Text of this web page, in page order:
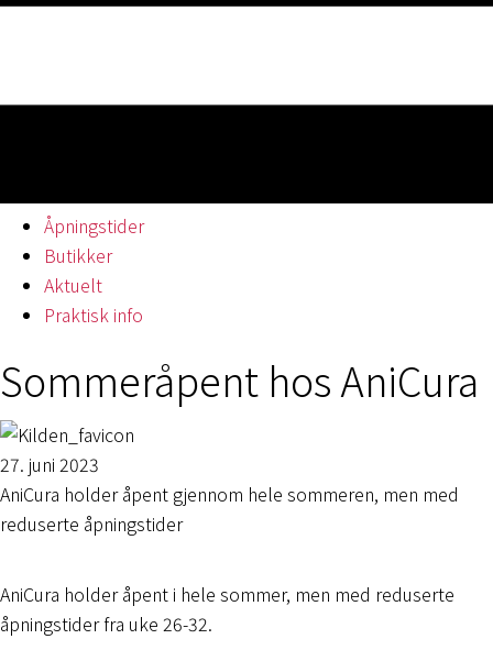
Åpningstider
Butikker
Aktuelt
Praktisk info
Sommeråpent hos AniCura
27. juni 2023
AniCura holder åpent gjennom hele sommeren, men med
reduserte åpningstider
AniCura holder åpent i hele sommer, men med reduserte
åpningstider fra uke 26-32.